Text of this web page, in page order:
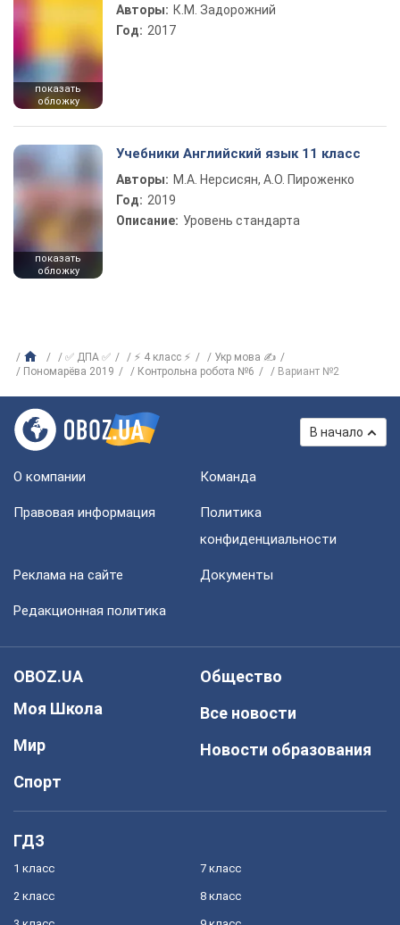
показать
обложку
Авторы: К.М. Задорожний
Год: 2017
показать
обложку
Учебники Английский язык 11 класс
Авторы: М.А. Нерсисян, А.О. Пироженко
Год: 2019
Описание: Уровень стандарта
✅ ДПА ✅ ⚡ 4 класс ⚡
Укр мова ✍
Пономарёва 2019
Контрольна робота №6 Вариант №2
В начало
О компании Команда
Правовая информация
Политика
конфиденциальности
Реклама на сайте Документы
Редакционная политика
OBOZ.UA
Моя Школа
Мир
Спорт
Общество
Все новости
Новости образования
ГДЗ
1 класс
2 класс
7 класс
8 класс